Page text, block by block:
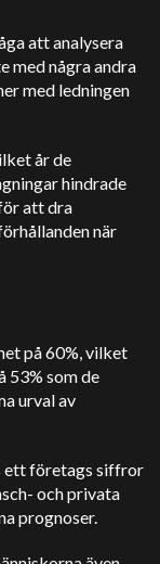
att analysera
med några andra
med ledningen
år de
hindrade
att dra
när
på 60%, vilket
53% som de
urval av
ett företags siffror
och privata
prognoser.